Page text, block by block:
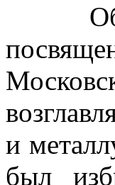
и
был